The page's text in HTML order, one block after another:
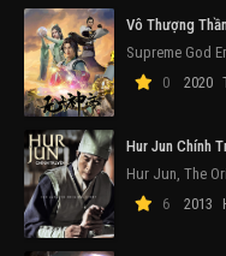
Vô Thượng
Supreme God
0
2020
Hur Jun Chính
Hur Jun, The
6
2013